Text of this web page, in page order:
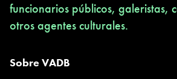
funcionarios públicos, galeristas,
otros agentes culturales.
Sobre VADB